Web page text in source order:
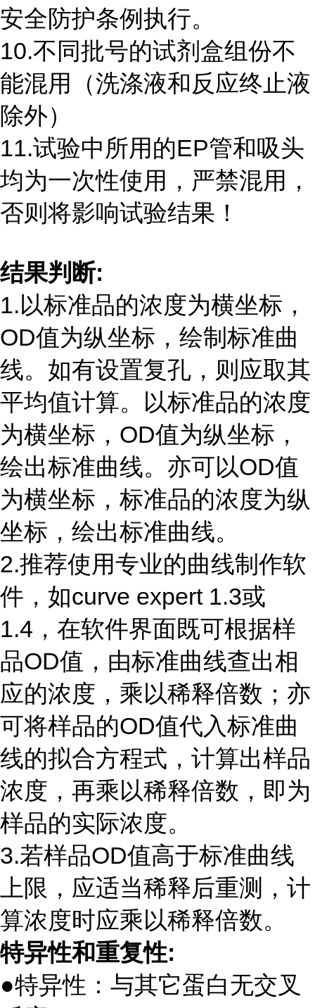
安全防护条例执行。
10.不同批号的试剂盒组份不
能混用（洗涤液和反应终止液
除外）
11.试验中所用的EP管和吸头
均为一次性使用，严禁混用，
否则将影响试验结果！
结果判断:
1.以标准品的浓度为横坐标，
OD值为纵坐标，绘制标准曲
线。如有设置复孔，则应取其
平均值计算。以标准品的浓度
为横坐标， OD值为纵坐标，
绘出标准曲线。亦可以OD值
为横坐标，标准品的浓度为纵
坐标，绘出标准曲线。
2.推荐使用专业的曲线制作软
件，如curve expert 1.3或
1.4 ，在软件界面既可根据样
品OD值，由标准曲线查出相
应的浓度，乘以稀释倍数；亦
可将样品的OD值代入标准曲
线的拟合方程式，计算出样品
浓度，再乘以稀释倍数，即为
样品的实际浓度。
3.若样品OD值高于标准曲线
上限，应适当稀释后重测，计
算浓度时应乘以稀释倍数。
特异性和重复性:
●特异性：与其它蛋白无交叉